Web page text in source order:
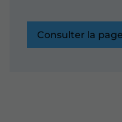
Consulter la page